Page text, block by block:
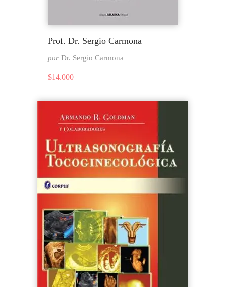
Prof. Dr. Sergio Carmona
por Dr. Sergio Carmona
$14.000